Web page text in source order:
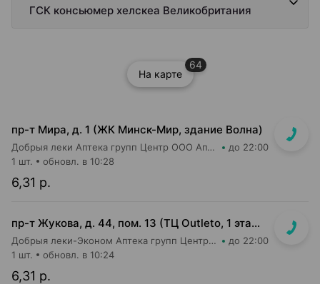
ГСК консьюмер хелскеа Великобритания
На карте
64
пр-т Мира, д. 1 (ЖК Минск-Мир, здание Волна)
Добрыя леки Аптека групп Центр ООО Аптека №95 до 22:00
6,31 р.
1 шт. обновл. в 10:28
пр-т Жукова, д. 44, пом. 13 (ТЦ Outleto, 1 этаж, около касс гипермаркета Соседи)
Добрыя леки-Эконом Аптека групп Центр ООО Аптека №109 до 22:00
6,31 р.
1 шт. обновл. в 10:24